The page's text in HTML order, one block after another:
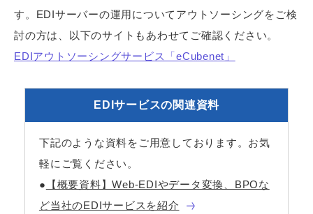
す。EDIサーバーの運用についてアウトソーシングをご検
討の方は、以下のサイトもあわせてご確認ください。
EDIアウトソーシングサービス「eCubenet」
EDIサービスの関連資料
下記のような資料をご用意しております。お気
軽にご覧ください。
●
【概要資料】Web-EDIやデータ変換、BPOな
ど当社のEDIサービスを紹介